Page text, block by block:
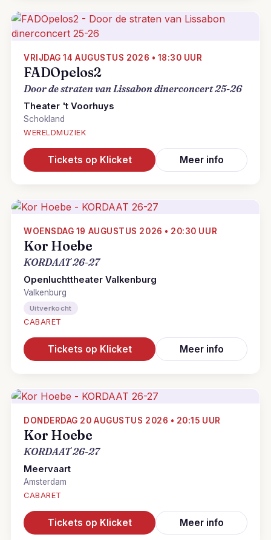
VRIJDAG 14 AUGUSTUS 2026 • 18:30 UUR
FADOpelos2
Door de straten van Lissabon dinerconcert 25-26
Theater 't Voorhuys
Schokland
WERELDMUZIEK
Tickets op Klicket Meer info
WOENSDAG 19 AUGUSTUS 2026 • 20:30 UUR
Kor Hoebe
KORDAAT 26-27
Openluchttheater Valkenburg
Valkenburg
Uitverkocht
CABARET
Tickets op Klicket Meer info
DONDERDAG 20 AUGUSTUS 2026 • 20:15 UUR
Kor Hoebe
KORDAAT 26-27
Meervaart
Amsterdam
CABARET
Tickets op Klicket Meer info